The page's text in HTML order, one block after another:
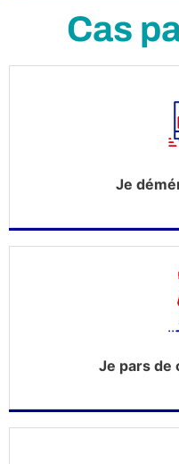
Cas
Je
Je pars de